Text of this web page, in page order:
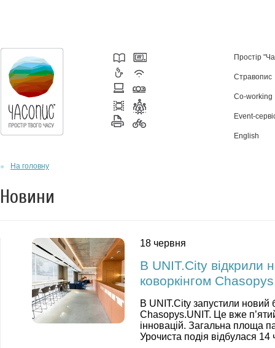
Простір
Стравопис
Co-working
Event-
English
На головну
Новини
18 червня
В UNIT.City відкрили
коворкінгом
В UNIT.City запустили новий
Chasopys.UNIT. Це вже
інновацій. Загальна площа
Урочиста подія відбулася 14